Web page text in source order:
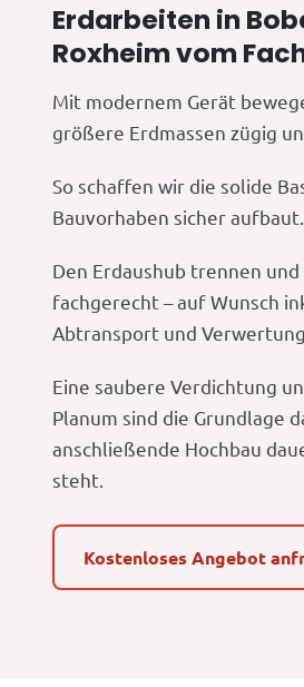
Erdarbeiten in
Roxheim vom
Mit modernem Gerät
größere Erdmassen zügig
So schaffen wir die solide
Bauvorhaben sicher aufbaut.
Den Erdaushub trennen
fachgerecht – auf Wunsch
Abtransport und
Eine saubere Verdichtung
Planum sind die Grundlage
anschließende Hochbau
steht.
Kostenloses Angebot